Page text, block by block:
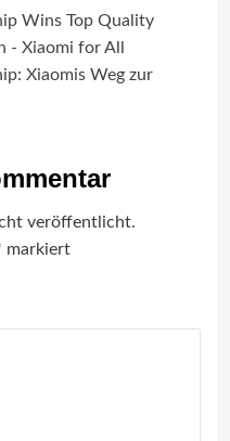
Wins Top Quality
- Xiaomi for All
Xiaomis Weg zur
veröffentlicht.
markiert